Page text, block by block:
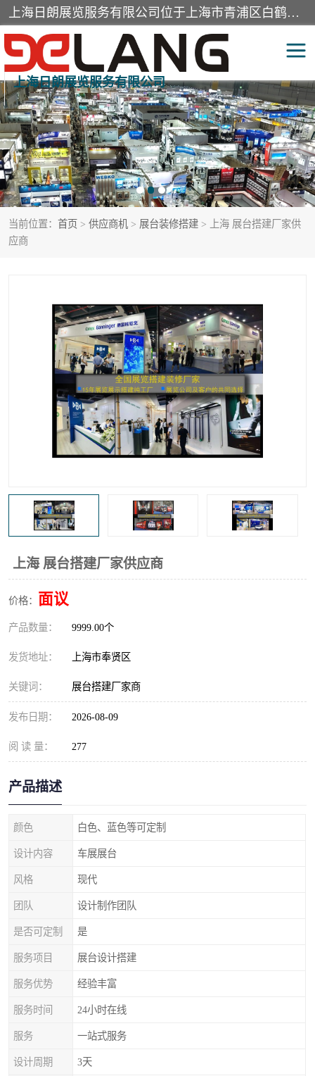
上海日朗展览服务有限公司位于上海市青浦区白鹤镇，营业范围有展览展示会务服务，室内装饰设计及施工，展示道具设计制作，舞台设计，图文设计，灯箱制作，园林绿化工程，广告装潢材料，建筑材料，办公用品，工艺礼品日用百货销售。
上海日朗展览服务有限公司
当前位置： 首页 > 供应商机 > 展台装修搭建 > 上海 展台搭建厂家供
应商
上海 展台搭建厂家供应商
价格： 面议
产品数量： 9999.00个
发货地址： 上海市奉贤区
关键词： 展台搭建厂家商
发布日期： 2026-08-09
阅 读 量： 277
产品描述
颜色 白色、蓝色等可定制
设计内容 车展展台
风格 现代
团队 设计制作团队
是否可定制 是
服务项目 展台设计搭建
服务优势 经验丰富
服务时间 24小时在线
服务 一站式服务
设计周期 3天
展台装修搭建 活动会议执行
展厅装修 专柜制作
展会装修设计 展会搭建
活动策划 展会服务